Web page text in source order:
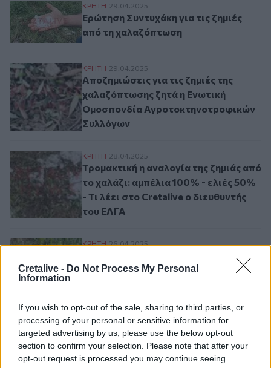
Cretalive - Do Not Process My Personal
Information
If you wish to opt-out of the sale, sharing to third parties, or
processing of your personal or sensitive information for
targeted advertising by us, please use the below opt-out
section to confirm your selection. Please note that after your
opt-out request is processed you may continue seeing
Ερώτηση Συντυχάκη για τις ζημιές από
ΚΡΗΤΗ 29.04.2025
Ερώτηση Συντυχάκη για τις ζημιές
από τη χαλαζόπτωση
Αποζημιώσεις για τις ζημιές της
ΚΡΗΤΗ 29.04.2025
Αποζημιώσεις για τις ζημιές της
χαλαζόπτωσης ζητά η Ενωτική
Ομοσπονδία Αγροτοκτηνοτροφικών
Συλλόγων
Τρομακτική η αναλογία της ζημιάς από
ΚΡΗΤΗ 28.04.2025
Τρομακτική η αναλογία της ζημιάς από
το χαλάζι: αμπέλια 100% - ελιές 50%
- Τι λέει στο Cretalive ο διευθυντής
του ΕΛΓΑ
Μ. Κεφαλογιάννης: Ζητά στήριξη των
ΚΡΗΤΗ 26.04.2025
Μ. Κεφαλογιάννης: Ζητά στήριξη των
αγροτών στην Κρήτη λόγω της
Σελιδοποίηση
Προηγούμενη σελίδα
Current page
1 Next page